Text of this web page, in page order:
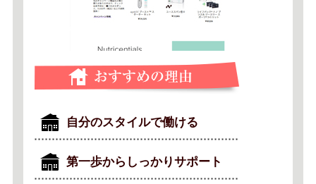
自分のスタイルで働ける
第一歩からしっかりサポート